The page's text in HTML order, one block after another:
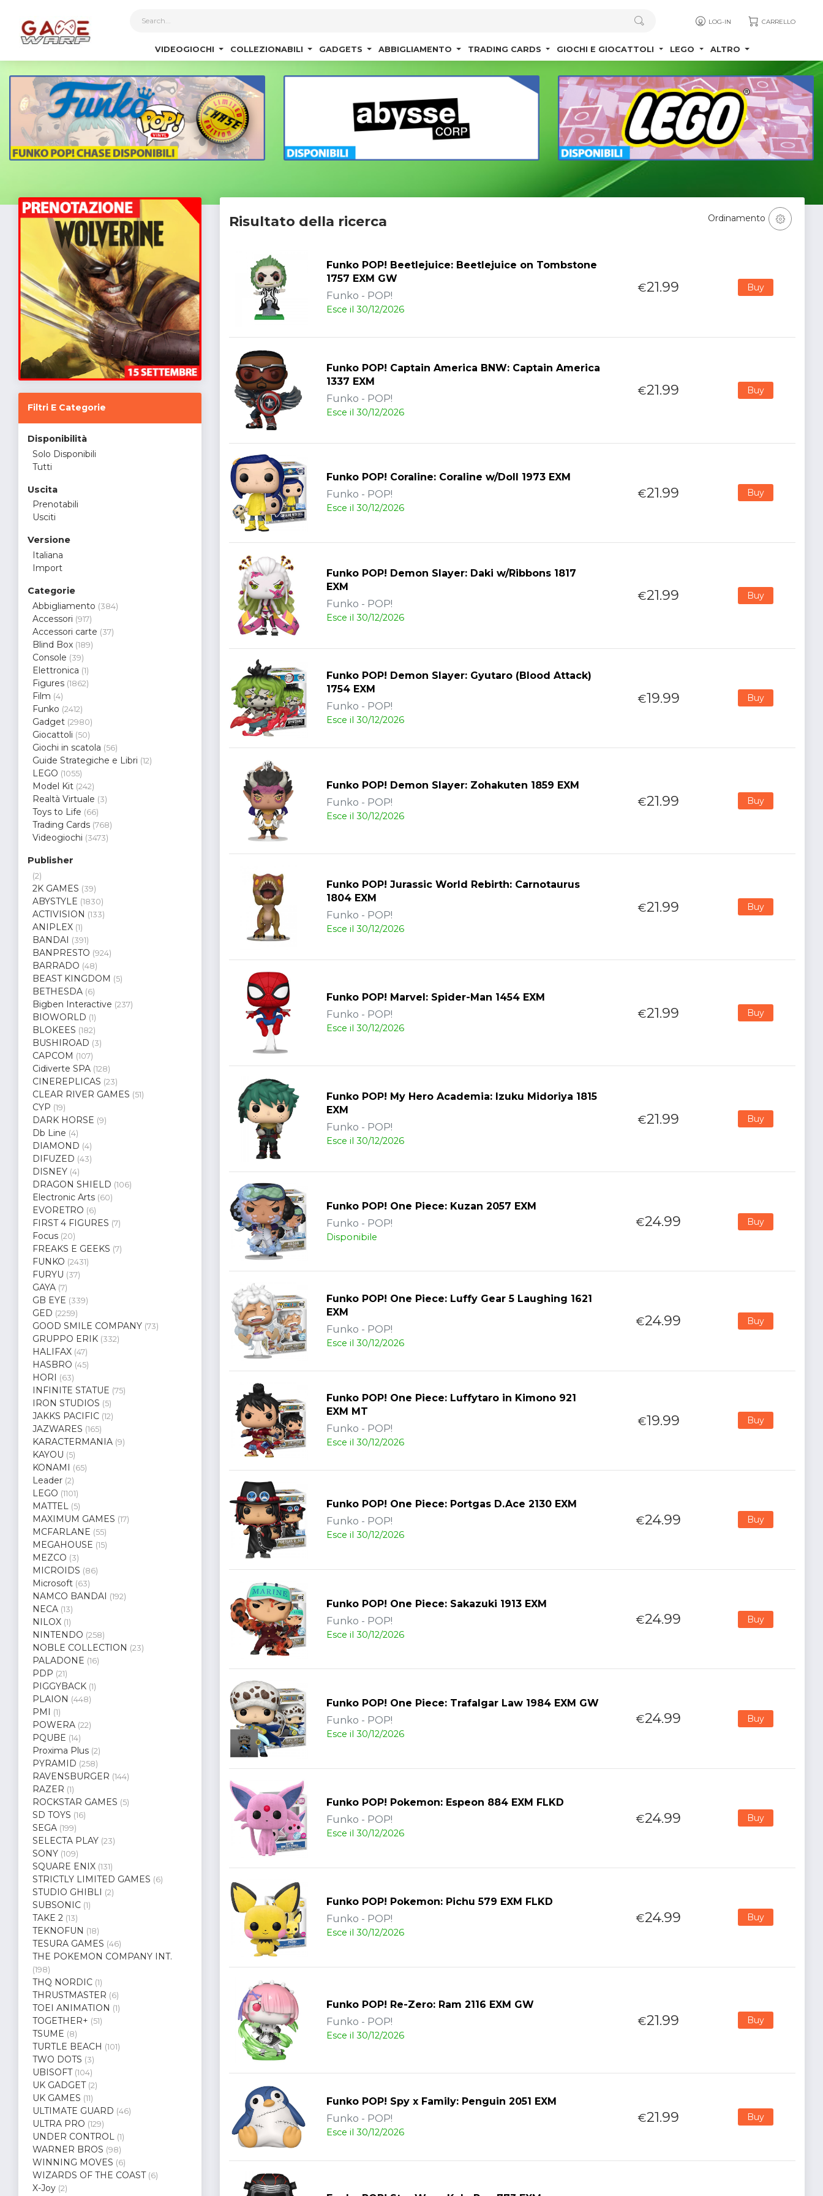
LOG-IN CARRELLO
VIDEOGIOCHI COLLEZIONABILI GADGETS ABBIGLIAMENTO TRADING CARDS GIOCHI E GIOCATTOLI LEGO ALTRO
Filtri E Categorie
Disponibilità
Solo Disponibili
Tutti
Uscita
Prenotabili
Usciti
Versione
Italiana
Import
Categorie
Abbigliamento (384)
Accessori (917)
Accessori carte (37)
Blind Box (189)
Console (39)
Elettronica (1)
Figures (1862)
Film (4)
Funko (2412)
Gadget (2980)
Giocattoli (50)
Giochi in scatola (56)
Guide Strategiche e Libri (12)
LEGO (1055)
Model Kit (242)
Realtà Virtuale (3)
Toys to Life (66)
Trading Cards (768)
Videogiochi (3473)
Publisher
(2)
2K GAMES (39)
ABYSTYLE (1830)
ACTIVISION (133)
ANIPLEX (1)
BANDAI (391)
BANPRESTO (924)
BARRADO (48)
BEAST KINGDOM (5)
BETHESDA (6)
Bigben Interactive (237)
BIOWORLD (1)
BLOKEES (182)
BUSHIROAD (3)
CAPCOM (107)
Cidiverte SPA (128)
CINEREPLICAS (23)
CLEAR RIVER GAMES (51)
CYP (19)
DARK HORSE (9)
Db Line (4)
DIAMOND (4)
DIFUZED (43)
DISNEY (4)
DRAGON SHIELD (106)
Electronic Arts (60)
EVORETRO (6)
FIRST 4 FIGURES (7)
Focus (20)
FREAKS E GEEKS (7)
FUNKO (2431)
FURYU (37)
GAYA (7)
GB EYE (339)
GED (2259)
GOOD SMILE COMPANY (73)
GRUPPO ERIK (332)
HALIFAX (47)
HASBRO (45)
HORI (63)
INFINITE STATUE (75)
IRON STUDIOS (5)
JAKKS PACIFIC (12)
JAZWARES (165)
KARACTERMANIA (9)
KAYOU (5)
KONAMI (65)
Leader (2)
LEGO (1101)
MATTEL (5)
MAXIMUM GAMES (17)
MCFARLANE (55)
MEGAHOUSE (15)
MEZCO (3)
MICROIDS (86)
Microsoft (63)
NAMCO BANDAI (192)
NECA (13)
NILOX (1)
NINTENDO (258)
NOBLE COLLECTION (23)
PALADONE (16)
PDP (21)
PIGGYBACK (1)
PLAION (448)
PMI (1)
POWERA (22)
PQUBE (14)
Proxima Plus (2)
PYRAMID (258)
RAVENSBURGER (144)
RAZER (1)
ROCKSTAR GAMES (5)
SD TOYS (16)
SEGA (199)
SELECTA PLAY (23)
SONY (109)
SQUARE ENIX (131)
STRICTLY LIMITED GAMES (6)
STUDIO GHIBLI (2)
SUBSONIC (1)
TAKE 2 (13)
TEKNOFUN (18)
TESURA GAMES (46)
THE POKEMON COMPANY INT.
(198)
THQ NORDIC (1)
THRUSTMASTER (6)
TOEI ANIMATION (1)
TOGETHER+ (51)
TSUME (8)
TURTLE BEACH (101)
TWO DOTS (3)
UBISOFT (104)
UK GADGET (2)
UK GAMES (11)
ULTIMATE GUARD (46)
ULTRA PRO (129)
UNDER CONTROL (1)
WARNER BROS (98)
WINNING MOVES (6)
WIZARDS OF THE COAST (6)
X-Joy (2)
Risultato della ricerca Ordinamento
Funko POP! Beetlejuice: Beetlejuice on Tombstone
1757 EXM GW
Funko - POP!
Esce il 30/12/2026
€21.99 Buy
Funko POP! Captain America BNW: Captain America
1337 EXM
Funko - POP!
Esce il 30/12/2026
€21.99 Buy
Funko POP! Coraline: Coraline w/Doll 1973 EXM
Funko - POP!
Esce il 30/12/2026
€21.99 Buy
Funko POP! Demon Slayer: Daki w/Ribbons 1817
EXM
Funko - POP!
Esce il 30/12/2026
€21.99 Buy
Funko POP! Demon Slayer: Gyutaro (Blood Attack)
1754 EXM
Funko - POP!
Esce il 30/12/2026
€19.99 Buy
Funko POP! Demon Slayer: Zohakuten 1859 EXM
Funko - POP!
Esce il 30/12/2026
€21.99 Buy
Funko POP! Jurassic World Rebirth: Carnotaurus
1804 EXM
Funko - POP!
Esce il 30/12/2026
€21.99 Buy
Funko POP! Marvel: Spider-Man 1454 EXM
Funko - POP!
Esce il 30/12/2026
€21.99 Buy
Funko POP! My Hero Academia: Izuku Midoriya 1815
EXM
Funko - POP!
Esce il 30/12/2026
€21.99 Buy
Funko POP! One Piece: Kuzan 2057 EXM
Funko - POP!
Disponibile
€24.99 Buy
Funko POP! One Piece: Luffy Gear 5 Laughing 1621
EXM
Funko - POP!
Esce il 30/12/2026
€24.99 Buy
Funko POP! One Piece: Luffytaro in Kimono 921
EXM MT
Funko - POP!
Esce il 30/12/2026
€19.99 Buy
Funko POP! One Piece: Portgas D.Ace 2130 EXM
Funko - POP!
Esce il 30/12/2026
€24.99 Buy
Funko POP! One Piece: Sakazuki 1913 EXM
Funko - POP!
Esce il 30/12/2026
€24.99 Buy
Funko POP! One Piece: Trafalgar Law 1984 EXM GW
Funko - POP!
Esce il 30/12/2026
€24.99 Buy
Funko POP! Pokemon: Espeon 884 EXM FLKD
Funko - POP!
Esce il 30/12/2026
€24.99 Buy
Funko POP! Pokemon: Pichu 579 EXM FLKD
Funko - POP!
Esce il 30/12/2026
€24.99 Buy
Funko POP! Re-Zero: Ram 2116 EXM GW
Funko - POP!
Esce il 30/12/2026
€21.99 Buy
Funko POP! Spy x Family: Penguin 2051 EXM
Funko - POP!
Esce il 30/12/2026
€21.99 Buy